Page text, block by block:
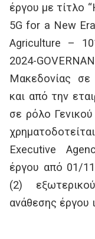
έργου με τίτλο
5G for a New
Agriculture –
2024-
Μακεδονίας σε
και από την
σε ρόλο
Executive
έργου από 01/
(2)
ανάθεσης έργου